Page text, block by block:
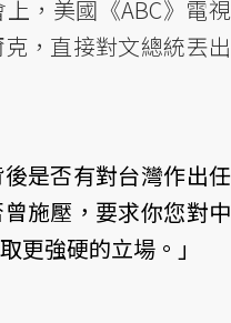
，美國《ABC》電視
，直接對文總統丟出
後是否有對台灣作出任
施壓，要求你您對中
更強硬的立場。」